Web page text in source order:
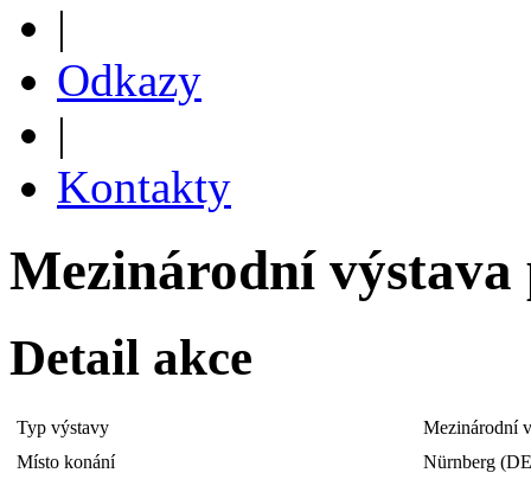
|
Odkazy
|
Kontakty
Mezinárodní výstava
Detail akce
Typ výstavy
Mezinárodní
Místo konání
Nürnberg